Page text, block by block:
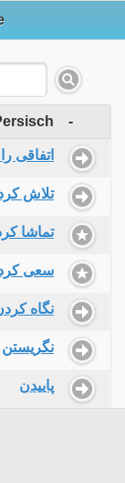
-
اتفاقی
تلاش
تماشا
سعی
نگاه
نگریستن
پاییدن